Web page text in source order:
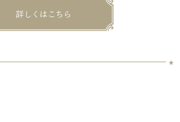
詳しくはこちら